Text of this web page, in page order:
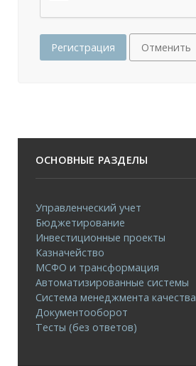
Регистрация Отменить
ОСНОВНЫЕ РАЗДЕЛЫ
Управленческий учет
Бюджетирование
Инвестиционные проекты
Казначейство
МСФО и трансформация
Автоматизированные системы
Система менеджмента качества
Документооборот
Тесты (без ответов)